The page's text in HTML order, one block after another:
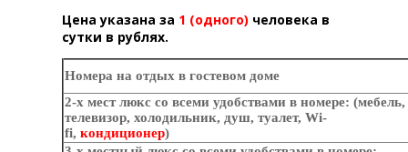
Цена указана за 1 (одного) человека в
сутки в рублях.
Номера на отдых в гостевом доме
2-х мест люкс со всеми удобствами в номере: (мебель,
телевизор, холодильник, душ, туалет, Wi-
fi, кондиционер)